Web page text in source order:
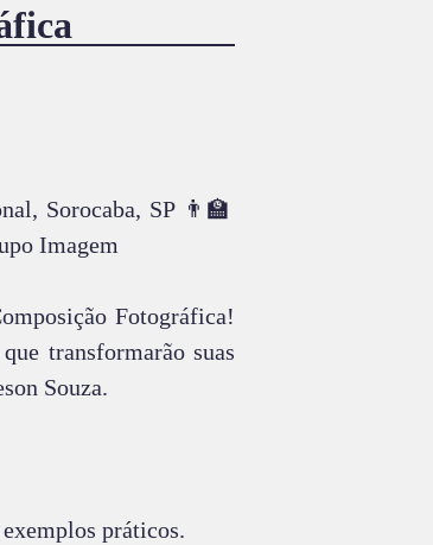
Sorocaba, SP 👨‍🏫
Imagem
Fotográfica!
transformarão suas
Souza.
práticos.